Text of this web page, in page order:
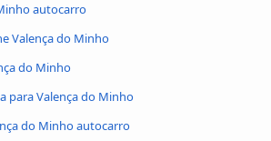
autocarro
Valença do Minho
do Minho
para Valença do Minho
do Minho autocarro